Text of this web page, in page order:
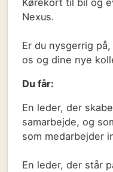
Nexus.
Er du nysgerrig
os og dine nye
Du får:
En leder, der
samarbejde, og
som medarbejder
En leder, der står